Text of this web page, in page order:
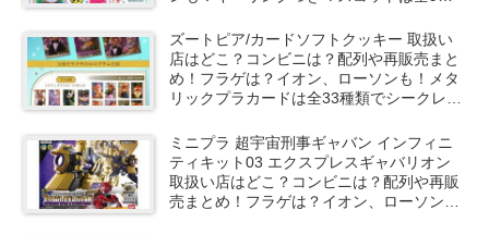
ズートピア/カードソフトクッキー 取扱い
店はどこ？コンビニは？配列や再販売まと
め！フラゲは？イオン、ローソンも！メタ
リックプラカードは全33種類でシークレッ
ミニプラ 超宇宙刑事ギャバン インフィニ
ティキット03 エクスプレスギャバリオン
取扱い店はどこ？コンビニは？配列や再販
売まとめ！フラゲは？イオン、ローソン